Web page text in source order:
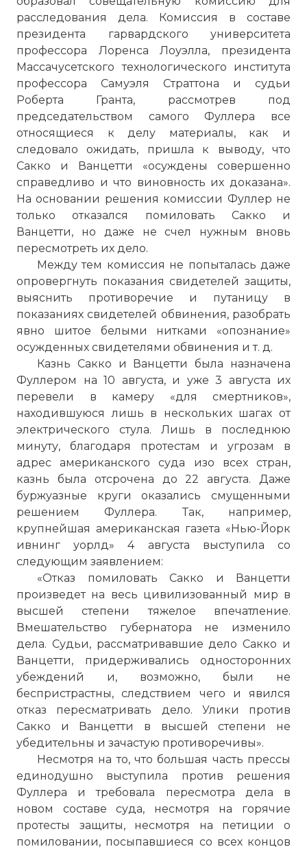
расследования дела. Комиссия в составе
президента гарвардского университета
профессора Лоренса Лоуэлла, президента
Массачусетского технологического института
профессора Самуэля Страттона и судьи
Роберта Гранта, рассмотрев под
председательством самого Фуллера все
относящиеся к делу материалы, как и
следовало ожидать, пришла к выводу, что
Сакко и Ванцетти «осуждены совершенно
справедливо и что виновность их доказана».
На основании решения комиссии Фуллер не
только отказался помиловать Сакко и
Ванцетти, но даже не счел нужным вновь
пересмотреть их дело.
Между тем комиссия не попыталась даже
опровергнуть показания свидетелей защиты,
выяснить противоречие и путаницу в
показаниях свидетелей обвинения, разобрать
явно шитое белыми нитками «опознание»
осужденных свидетелями обвинения и т. д.
Казнь Сакко и Ванцетти была назначена
Фуллером на 10 августа, и уже 3 августа их
перевели в камеру «для смертников»,
находившуюся лишь в нескольких шагах от
электрического стула. Лишь в последнюю
минуту, благодаря протестам и угрозам в
адрес американского суда изо всех стран,
казнь была отсрочена до 22 августа. Даже
буржуазные круги оказались смущенными
решением Фуллера. Так, например,
крупнейшая американская газета «Нью-Йорк
ивнинг уорлд» 4 августа выступила со
следующим заявлением:
«Отказ помиловать Сакко и Ванцетти
произведет на весь цивилизованный мир в
высшей степени тяжелое впечатление.
Вмешательство губернатора не изменило
дела. Судьи, рассматривавшие дело Сакко и
Ванцетти, придерживались односторонних
убеждений и, возможно, были не
беспристрастны, следствием чего и явился
отказ пересматривать дело. Улики против
Сакко и Ванцетти в высшей степени не
убедительны и зачастую противоречивы».
Несмотря на то, что большая часть прессы
единодушно выступила против решения
Фуллера и требовала пересмотра дела в
новом составе суда, несмотря на горячие
протесты защиты, несмотря на петиции о
помиловании, посыпавшиеся со всех концов